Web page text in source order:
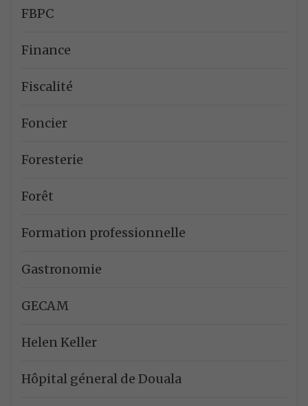
FBPC
Finance
Fiscalité
Foncier
Foresterie
Forêt
Formation professionnelle
Gastronomie
GECAM
Helen Keller
Hôpital géneral de Douala